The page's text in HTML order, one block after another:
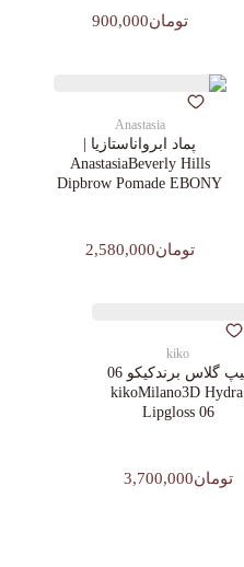
تومان900,000
Anastasia
پماد ابرواناستازیا |
AnastasiaBeverly Hills
Dipbrow Pomade EBONY
تومان2,580,000
kiko
لیپ گلاس‌ برندکیکو 06
|kikoMilano3D Hydra
Lipgloss 06
تومان3,700,000